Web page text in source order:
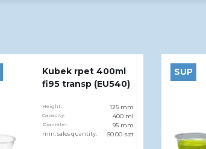
Kubek rpet 400ml
fi95 transp (EU540)
Height: 125 mm
Capacity: 400 ml
Diameter: 95 mm
min. sales quantity: 50.00 szt
SUP